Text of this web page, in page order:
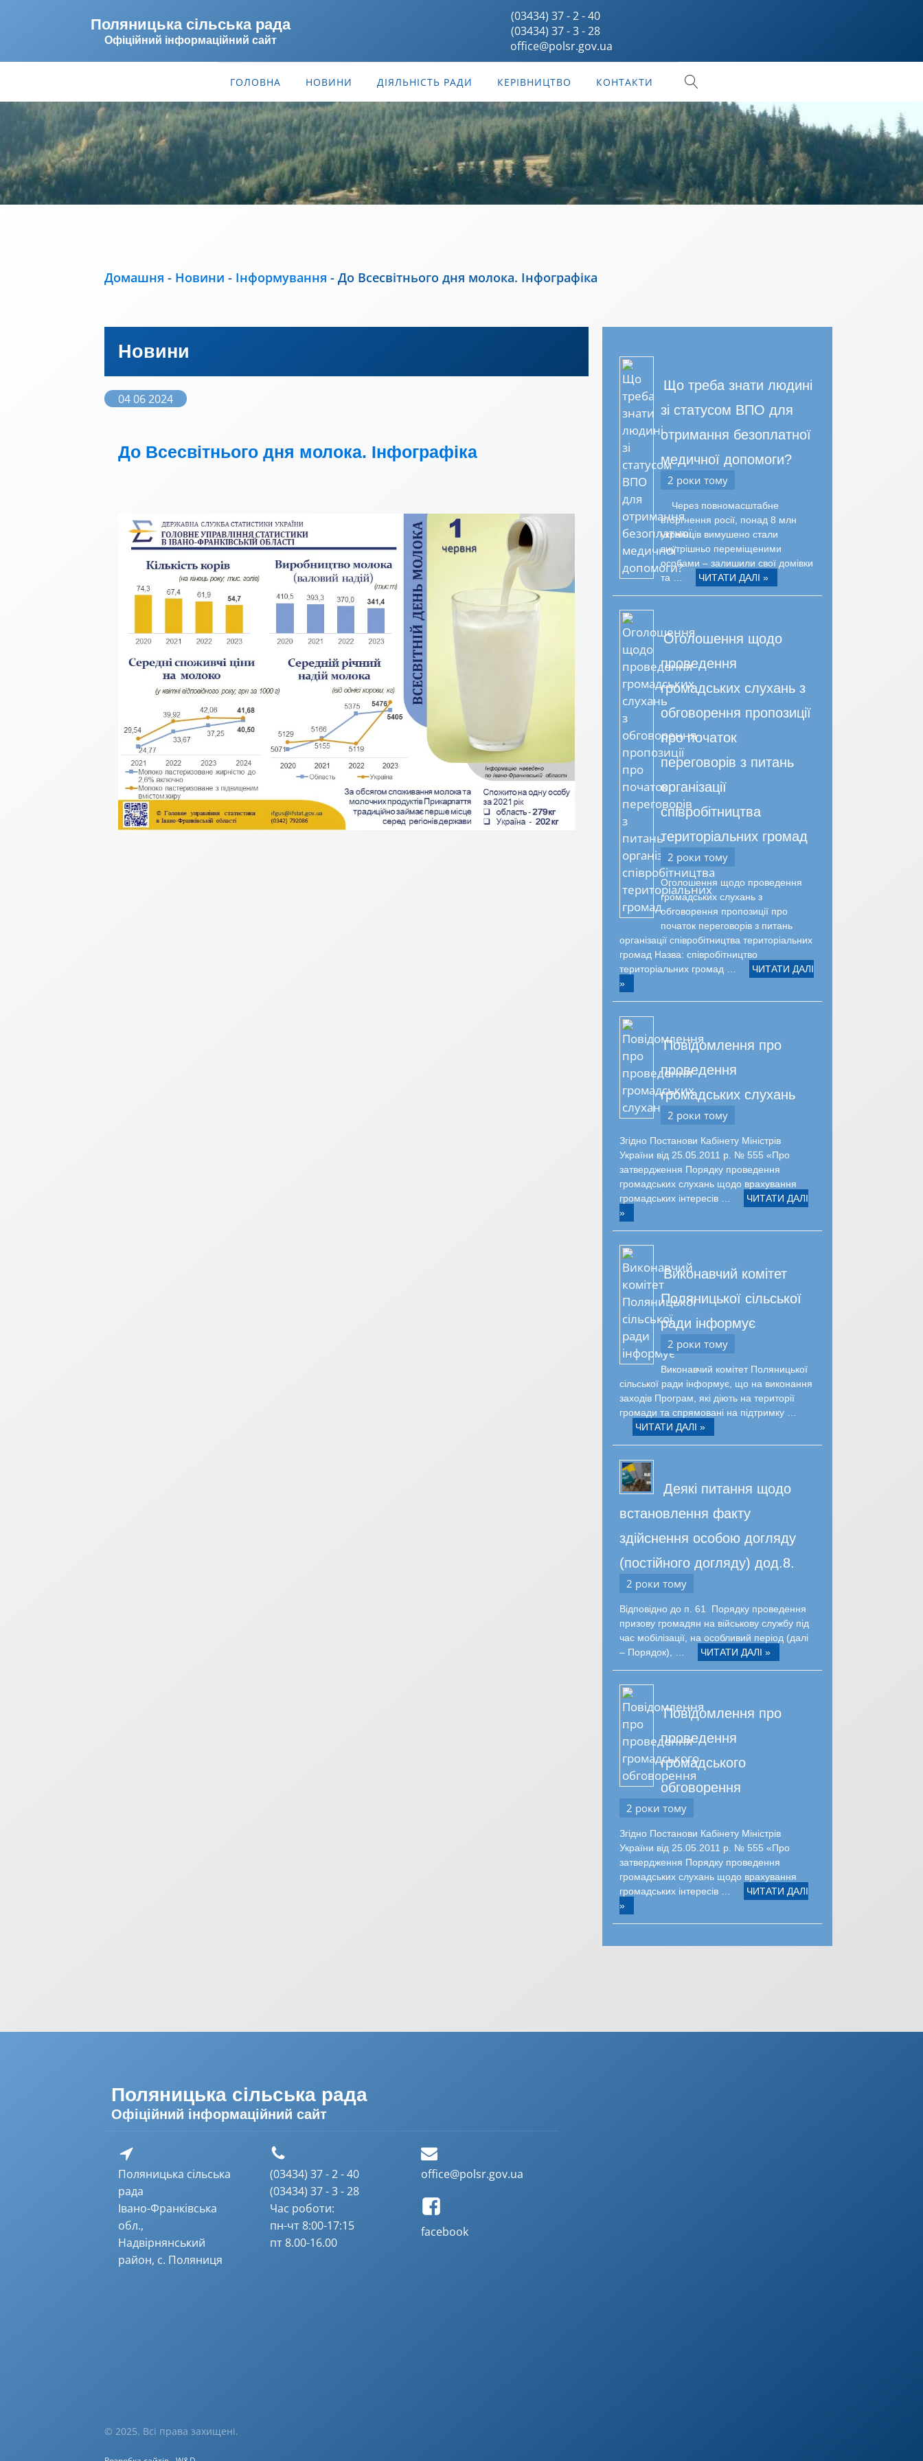
Поляницька сільська рада
Офіційний інформаційний сайт
(03434) 37 - 2 - 40
(03434) 37 - 3 - 28
office@polsr.gov.ua
ГОЛОВНА НОВИНИ ДІЯЛЬНІСТЬ РАДИ КЕРІВНИЦТВО КОНТАКТИ
Домашня - Новини - Інформування - До Всесвітнього дня молока. Інфографіка
Новини
04 06 2024
До Всесвітнього дня молока. Інфографіка
Що треба знати людині
зі статусом ВПО для
отримання безоплатної
медичної допомоги?
2 роки тому
Через повномасштабне
вторгнення росії, понад 8 млн
українців вимушено стали
внутрішньо переміщеними
особами – залишили свої домівки
та …
ЧИТАТИ ДАЛІ »
Оголошення щодо
проведення
громадських слухань з
обговорення пропозиції
про початок
переговорів з питань
організації
співробітництва
територіальних громад
2 роки тому
Оголошення щодо проведення
громадських слухань з
обговорення пропозиції про
початок переговорів з питань
організації співробітництва територіальних
громад Назва: співробітництво
територіальних громад …
ЧИТАТИ ДАЛІ
»
Повідомлення про
проведення
громадських слухань
2 роки тому
Згідно Постанови Кабінету Міністрів
України від 25.05.2011 р. № 555 «Про
затвердження Порядку проведення
громадських слухань щодо врахування
громадських інтересів …
ЧИТАТИ ДАЛІ
»
Виконавчий комітет
Поляницької сільської
ради інформує
2 роки тому
Виконавчий комітет Поляницької
сільської ради інформує, що на виконання
заходів Програм, які діють на території
громади та спрямовані на підтримку …
ЧИТАТИ ДАЛІ »
Деякі питання щодо
встановлення факту
здійснення особою догляду
(постійного догляду) дод.8.
2 роки тому
Відповідно до п. 61 Порядку проведення
призову громадян на військову службу під
час мобілізації, на особливий період (далі
– Порядок), …
ЧИТАТИ ДАЛІ »
Повідомлення про
проведення
громадського
обговорення
2 роки тому
Згідно Постанови Кабінету Міністрів
України від 25.05.2011 р. № 555 «Про
затвердження Порядку проведення
громадських слухань щодо врахування
громадських інтересів …
ЧИТАТИ ДАЛІ
»
Поляницька сільська рада
Офіційний інформаційний сайт
Поляницька сільська
рада
Івано-Франківська
обл.,
Надвірнянський
район, с. Поляниця
(03434) 37 - 2 - 40
(03434) 37 - 3 - 28
Час роботи:
пн-чт 8:00-17:15
пт 8.00-16.00
office@polsr.gov.ua
facebook
© 2025. Всі права захищені.